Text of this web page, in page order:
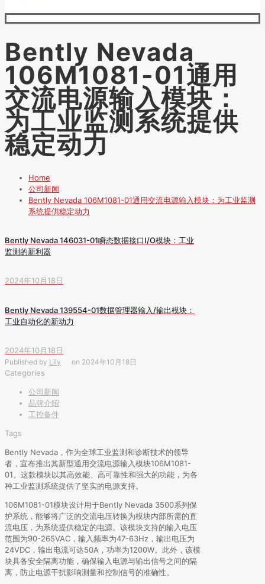
Bently Nevada
106M1081-01通用
交流电源输入模块：
为工业监测系统提供
稳定动力
Home
公司新闻
Bently Nevada 106M1081-01通用交流电源输入模块：为工业监测
系统提供稳定动力
Bently Nevada 146031-01瞬态数据接口I/O模块：工业
监测的新利器
2024年10月18日
Bently Nevada 139554-01数据管理器输入/输出模块：
工业自动化的新动力
2024年10月18日
Published by Lily on 2024年10月18日
Categories
公司新闻
品牌介绍
工控备件
Tags
Bently Nevada，作为全球工业监测和诊断技术的领导
者，宣布推出其新型通用交流电源输入模块106M1081-
01。这款模块以其高效能、高可靠性和强大的功能，为各
种工业监测系统提供了坚实的电源支持。
106M1081-01模块设计用于Bently Nevada 3500系列保
护系统，能够将广泛的交流电压转换为模块内部所需的直
流电压，为系统提供稳定的电源。该模块支持的输入电压
范围为90-265VAC，输入频率为47-63Hz，输出电压为
24VDC，输出电流可达50A，功率为1200W。此外，该模
块具备安全隔离功能，确保输入电源与输出信号之间的隔
离，防止电源干扰影响测量和控制信号的准确性。